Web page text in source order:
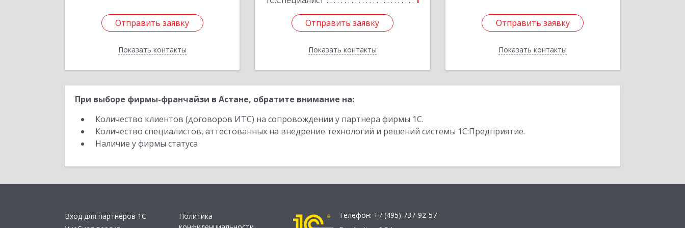
Отправить заявку
Показать контакты
Отправить заявку
Назад
Отправить заявку
Показать контакты
Отправить заявку
Назад
Отправить заявку
Показать контакты
Отправить заявку
Назад
При выборе фирмы-франчайзи в Астане, обратите внимание на:
Количество клиентов (договоров ИТС) на сопровождении у партнера фирмы 1С.
Количество специалистов, аттестованных на внедрение технологий и решений системы 1С:Предприятие.
Наличие у фирмы статуса
Вход для партнеров 1С
Политика
Телефон: +7 (495) 737-92-57